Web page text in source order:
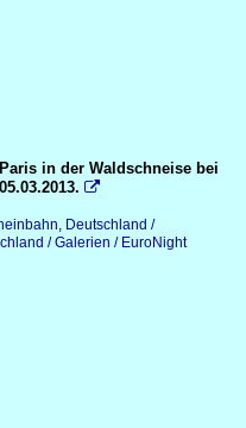
in der Waldschneise bei

, Deutschland /
/ Galerien / EuroNight